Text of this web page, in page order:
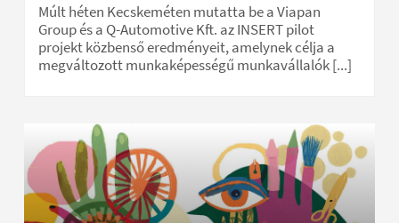
Múlt héten Kecskeméten mutatta be a Viapan
Group és a Q-Automotive Kft. az INSERT pilot
projekt közbenső eredményeit, amelynek célja a
megváltozott munkaképességű munkavállalók [...]